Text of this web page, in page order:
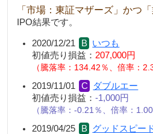
「市場：東証マザーズ」かつ
IPO結果です。
2020/12/21
いつも
初値売り損益： 207,000円
騰落率：134.42％、倍率：
2019/11/01
ダブルエー
初値売り損益： -1,000円
騰落率：-0.21％、倍率：
2019/04/25
グッドスピー